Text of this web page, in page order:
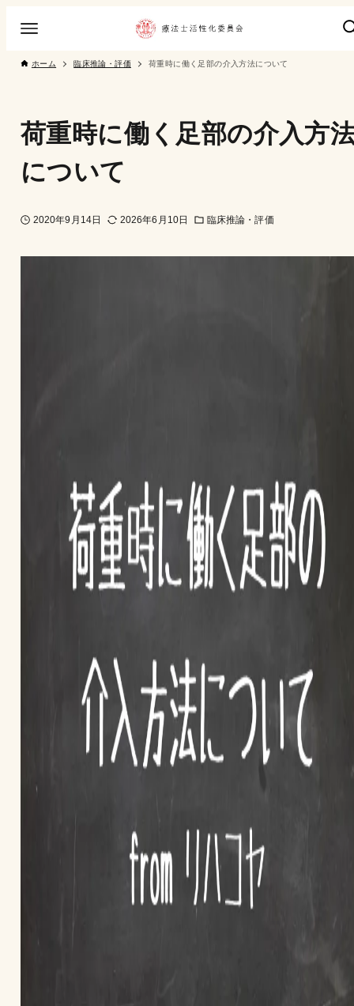
ホーム 臨床推論・評価 荷重時に働く足部の介入方法について
荷重時に働く足部の介入方
について
2020年9月14日 2026年6月10日 臨床推論・評価